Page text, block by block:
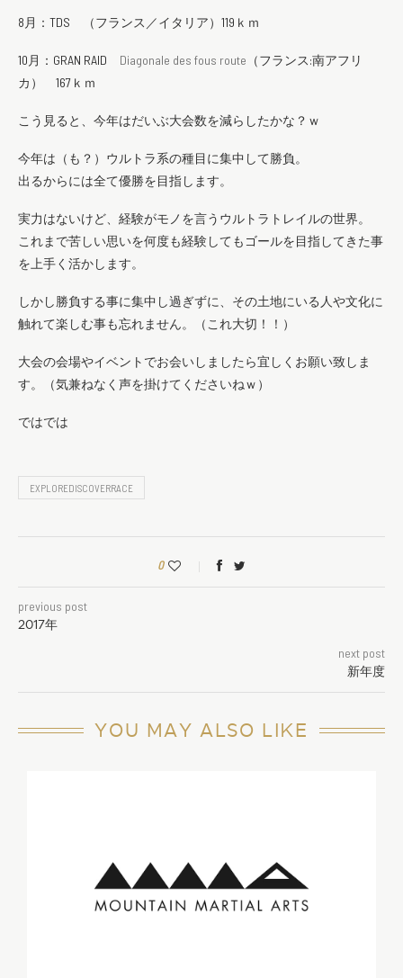
8月：TDS （フランス／イタリア）119ｋｍ
10月：GRAN RAID Diagonale des fous route （フランス:南アフリ
カ） 167ｋｍ
こう見ると、今年はだいぶ大会数を減らしたかな？ｗ
今年は（も？）ウルトラ系の種目に集中して勝負。
出るからには全て優勝を目指します。
実力はないけど、経験がモノを言うウルトラトレイルの世界。
これまで苦しい思いを何度も経験してもゴールを目指してきた事
を上手く活かします。
しかし勝負する事に集中し過ぎずに、その土地にいる人や文化に
触れて楽しむ事も忘れません。（これ大切！！）
大会の会場やイベントでお会いしましたら宜しくお願い致しま
す。（気兼ねなく声を掛けてくださいねｗ）
ではでは
EXPLOREDISCOVERRACE
0
previous post
2017年
next post
新年度
YOU MAY ALSO LIKE